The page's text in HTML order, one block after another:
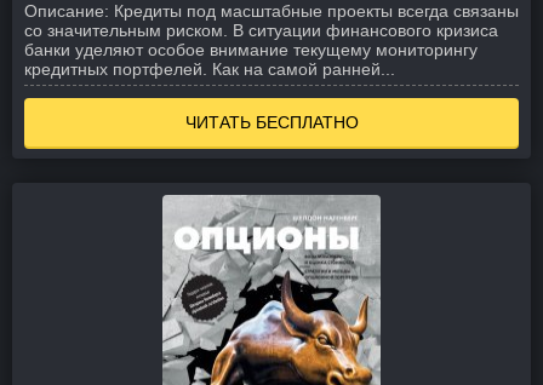
Описание: Кредиты под масштабные проекты всегда связаны
со значительным риском. В ситуации финансового кризиса
банки уделяют особое внимание текущему мониторингу
кредитных портфелей. Как на самой ранней...
ЧИТАТЬ БЕСПЛАТНО